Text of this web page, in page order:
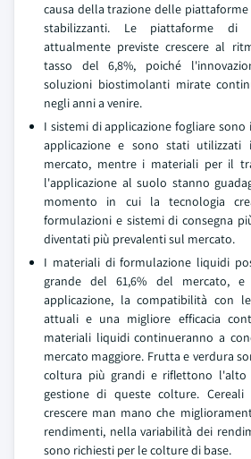
causa della trazione delle
stabilizzanti. Le piattaforme di
attualmente previste crescere al
tasso del 6,8%, poiché
soluzioni biostimolanti mirate
negli anni a venire.
I sistemi di applicazione fogliare
applicazione e sono stati
mercato, mentre i materiali per il
l'applicazione al suolo stanno
momento in cui la tecnologia
formulazioni e sistemi di consegna
diventati più prevalenti sul mercato.
I materiali di formulazione liquidi
grande del 61,6% del mercato,
applicazione, la compatibilità con
attuali e una migliore efficacia
materiali liquidi continueranno a
mercato maggiore. Frutta e verdura
coltura più grandi e riflettono
gestione di queste colture.
crescere man mano che
rendimenti, nella variabilità dei
sono richiesti per le colture di base.